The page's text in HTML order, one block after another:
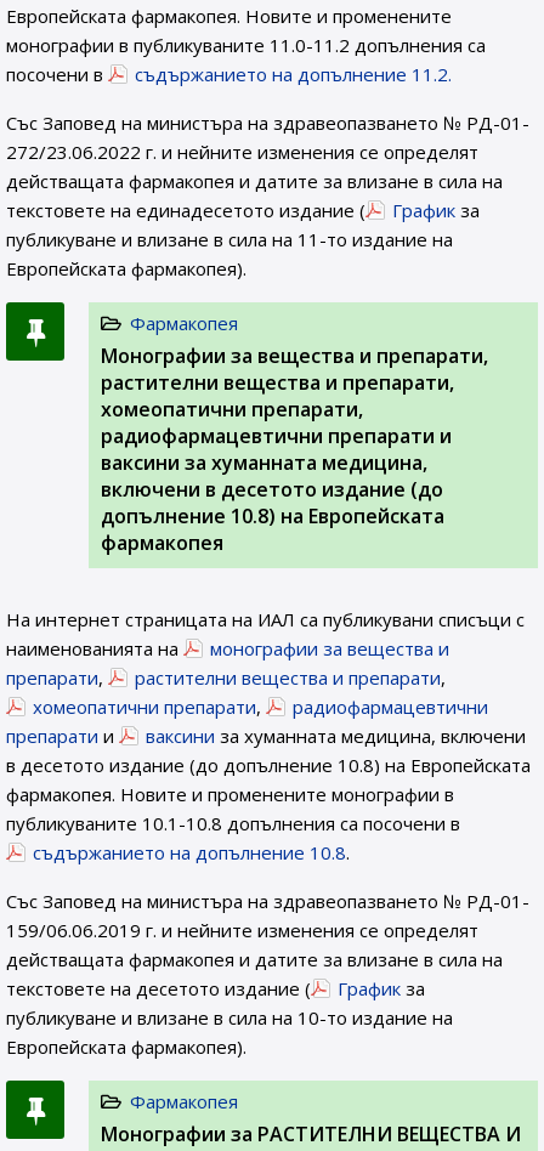
Европейската фармакопея. Новите и променените
монографии в публикуваните 11.0-11.2 допълнения са
посочени в
съдържанието на допълнение 11.2.
Със Заповед на министъра на здравеопазването № РД-01-
272/23.06.2022 г. и нейните изменения се определят
действащата фармакопея и датите за влизане в сила на
текстовете на единадесетото издание (
График за
публикуване и влизане в сила на 11-то издание на
Европейската фармакопея).
Фармакопея
Монографии за вещества и препарати,
растителни вещества и препарати,
хомеопатични препарати,
радиофармацевтични препарати и
ваксини за хуманната медицина,
включени в десетото издание (до
допълнение 10.8) на Европейската
фармакопея
На интернет страницата на ИАЛ са публикувани списъци с
наименованията на
монографии за вещества и
препарати, растителни вещества и препарати,
хомеопатични препарати,
радиофармацевтични
препарати и ваксини за хуманната медицина, включени
в десетото издание (до допълнение 10.8) на Европейската
фармакопея. Новите и променените монографии в
публикуваните 10.1-10.8 допълнения са посочени в
съдържанието на допълнение 10.8.
Със Заповед на министъра на здравеопазването № РД-01-
159/06.06.2019 г. и нейните изменения се определят
действащата фармакопея и датите за влизане в сила на
текстовете на десетото издание (
График за
публикуване и влизане в сила на 10-то издание на
Европейската фармакопея).
Фармакопея
Монографии за РАСТИТЕЛНИ ВЕЩЕСТВА И